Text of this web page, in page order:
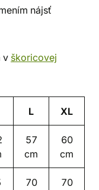
nájsť
v škoricovej
L XL
57
cm
60
cm
70
70